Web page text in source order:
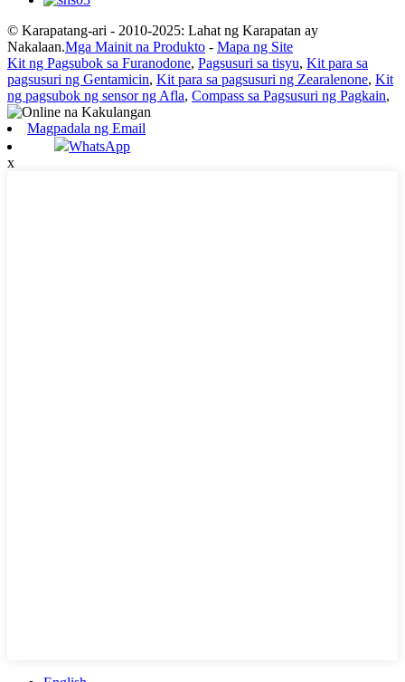
© Karapatang-ari - 2010-2025: Lahat ng Karapatan ay
Nakalaan.Mga Mainit na Produkto - Mapa ng Site
Kit ng Pagsubok sa Furanodone, Pagsusuri sa tisyu, Kit para sa
pagsusuri ng Gentamicin, Kit para sa pagsusuri ng Zearalenone, Kit
ng pagsubok ng sensor ng Afla, Compass sa Pagsusuri ng Pagkain,
Magpadala ng Email
WhatsApp
x